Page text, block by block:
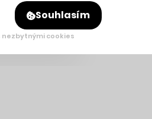
Souhlasím
nezbytnými cookies